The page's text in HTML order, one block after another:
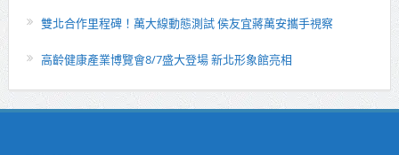
雙北合作里程碑！萬大線動態測試 侯友宜蔣萬安攜手視察
高齡健康產業博覽會8/7盛大登場 新北形象館亮相